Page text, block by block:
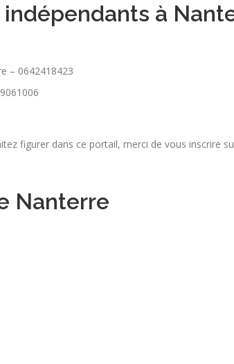
à
– 0642418423
figurer dans ce portail, merci de vous inscrire
Nanterre